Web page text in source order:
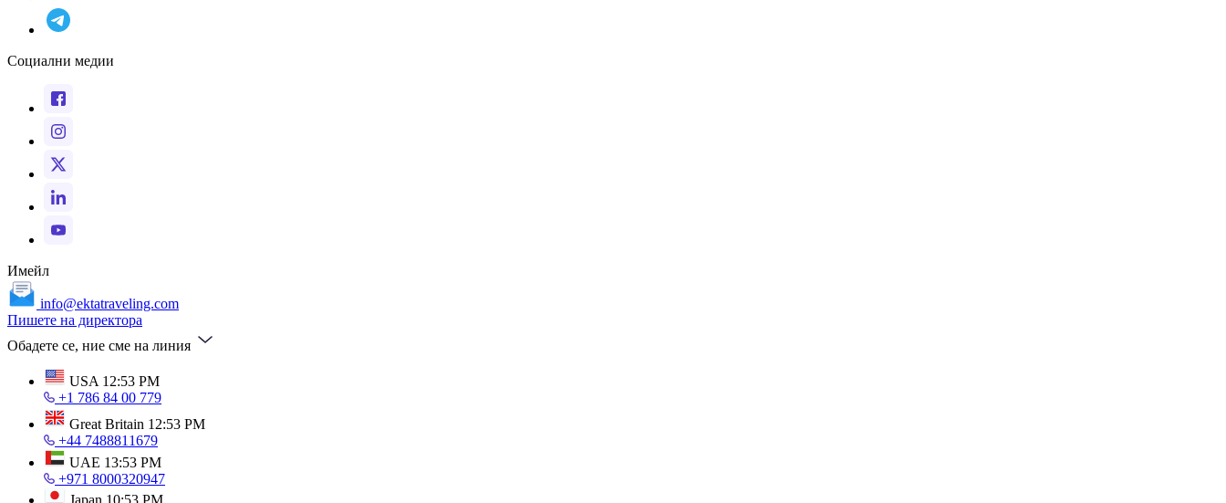
Социални медии
Имейл
info@ektatraveling.com
Пишете на директора
Обадете се, ние сме на линия
USA 12:53 PM
+1 786 84 00 779
Great Britain 12:53 PM
+44 7488811679
UAE 13:53 PM
+971 8000320947
Japan 10:53 PM